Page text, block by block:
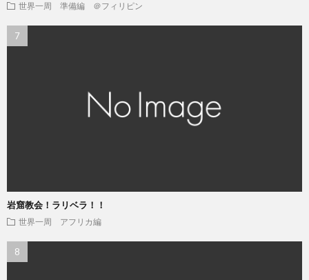
世界一周 準備編 ＠フィリピン
岩窟教会！ラリベラ！！
世界一周 アフリカ編